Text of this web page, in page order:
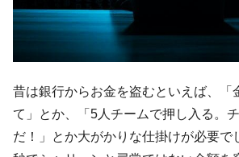
『Money1』
韓国･帰ってきた李在明
い「50.5％」に上昇
『Money1』
韓国大統領府ボンクラ政
断
韓国･警察職員が「丸刈
動」
昔は銀行からお金を盗むといえば、「
て」とか、「5人チームで押し入る。
だ！」とか大がかりな仕掛けが必要で